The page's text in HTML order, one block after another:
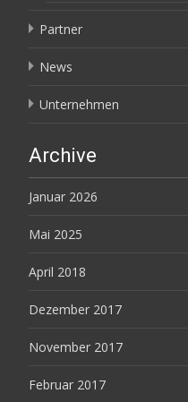
Partner
News
Unternehmen
Archive
Januar 2026
Mai 2025
April 2018
Dezember 2017
November 2017
Februar 2017